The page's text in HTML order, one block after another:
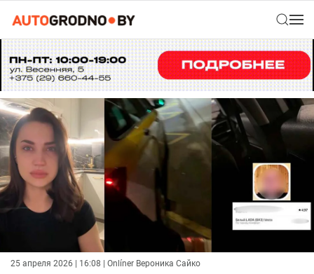
25 апреля 2026 | 16:08 | Onlíner Вероника Сайко